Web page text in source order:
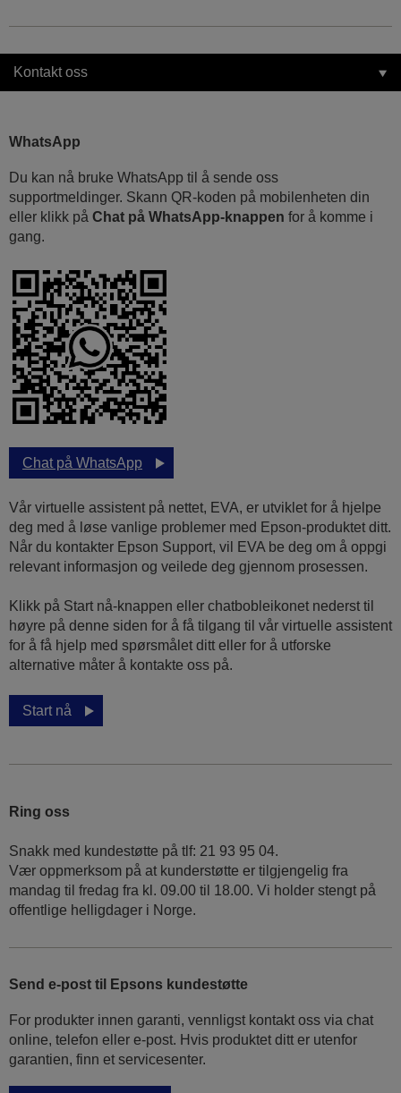
Kontakt oss
WhatsApp
Du kan nå bruke WhatsApp til å sende oss
supportmeldinger. Skann QR-koden på mobilenheten din
eller klikk på Chat på WhatsApp-knappen for å komme i
gang.
Chat på WhatsApp
Vår virtuelle assistent på nettet, EVA, er utviklet for å hjelpe
deg med å løse vanlige problemer med Epson-produktet ditt.
Når du kontakter Epson Support, vil EVA be deg om å oppgi
relevant informasjon og veilede deg gjennom prosessen.
Klikk på Start nå-knappen eller chatbobleikonet nederst til
høyre på denne siden for å få tilgang til vår virtuelle assistent
for å få hjelp med spørsmålet ditt eller for å utforske
alternative måter å kontakte oss på.
Start nå
Ring oss
Snakk med kundestøtte på tlf: 21 93 95 04.
Vær oppmerksom på at kunderstøtte er tilgjengelig fra
mandag til fredag fra kl. 09.00 til 18.00. Vi holder stengt på
offentlige helligdager i Norge.
Send e-post til Epsons kundestøtte
For produkter innen garanti, vennligst kontakt oss via chat
online, telefon eller e-post. Hvis produktet ditt er utenfor
garantien, finn et servicesenter.